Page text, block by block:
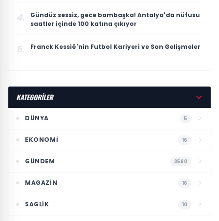
4.
Gündüz sessiz, gece bambaşka! Antalya'da nüfusu
saatler içinde 100 katına çıkıyor
5. Franck Kessié'nin Futbol Kariyeri ve Son Gelişmeler
KATEGORİLER
DÜNYA 5
EKONOMI 16
GÜNDEM 3560
MAGAZIN 16
SAGLIK 10